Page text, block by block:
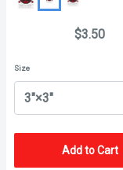
$3.50
Size
Add to Cart